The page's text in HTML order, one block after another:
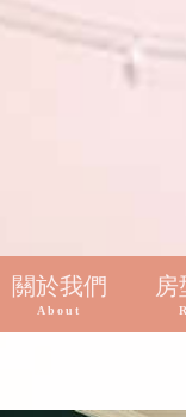
關於我們
About
房